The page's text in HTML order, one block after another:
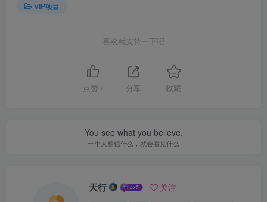
VIP项目
喜欢就支持一下吧
点赞 7 分享 收藏
You see what you believe.
一个人相信什么，就会看见什么
天行 关注